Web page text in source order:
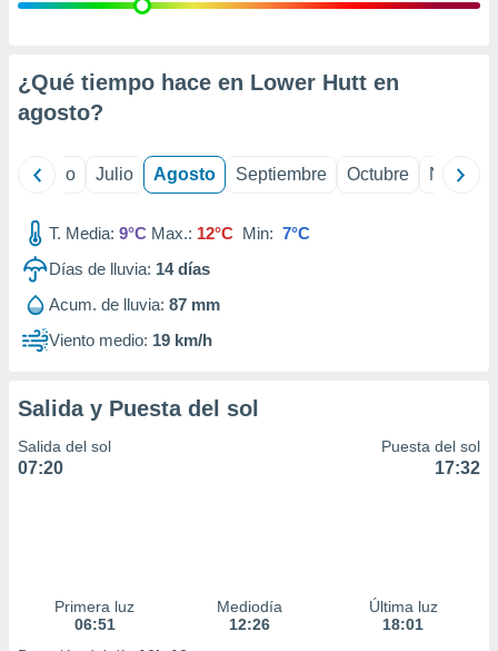
e
mediante
publicidad
de
1199
¿Qué tiempo hace en Lower Hutt en
agosto?
Junio Julio Agosto Septiembre Octubre
T. Media: 9°C Max.: 12°C Min: 7°C
Días de lluvia: 14días
Acum. de lluvia: 87 mm
Viento medio: 19 km/h
Salida y Puesta del sol
Salida del sol
07:20
Puesta del sol
17:32
Primera luz
06:51
Mediodía
12:26
Última luz
18:01